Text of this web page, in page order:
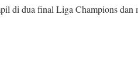
di dua final Liga Champions